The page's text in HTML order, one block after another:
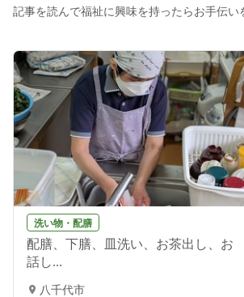
記事を読んで福祉に興味を持ったらお手伝い
洗い物・配膳
配膳、下膳、皿洗い、お茶出し、お
話し...
八千代市